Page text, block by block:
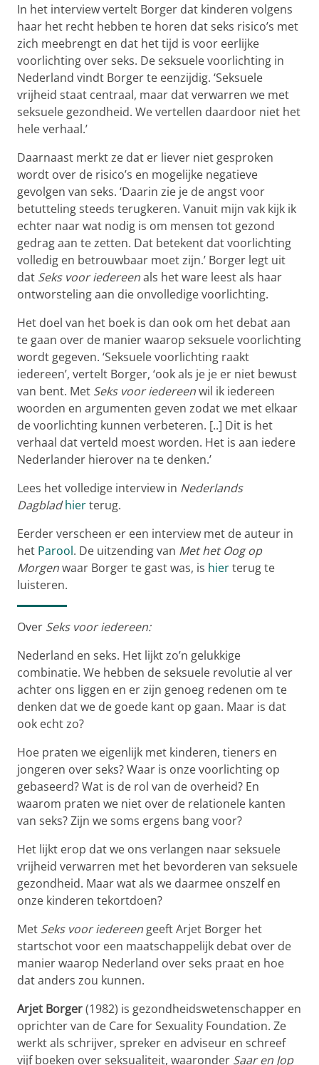
In het interview vertelt Borger dat kinderen volgens
haar het recht hebben te horen dat seks risico’s met
zich meebrengt en dat het tijd is voor eerlijke
voorlichting over seks. De seksuele voorlichting in
Nederland vindt Borger te eenzijdig. ‘Seksuele
vrijheid staat centraal, maar dat verwarren we met
seksuele gezondheid. We vertellen daardoor niet het
hele verhaal.’
Daarnaast merkt ze dat er liever niet gesproken
wordt over de risico’s en mogelijke negatieve
gevolgen van seks. ‘Daarin zie je de angst voor
betutteling steeds terugkeren. Vanuit mijn vak kijk ik
echter naar wat nodig is om mensen tot gezond
gedrag aan te zetten. Dat betekent dat voorlichting
volledig en betrouwbaar moet zijn.’ Borger legt uit
dat Seks voor iedereenals het ware leest als haar
ontworsteling aan die onvolledige voorlichting.
Het doel van het boek is dan ook om het debat aan
te gaan over de manier waarop seksuele voorlichting
wordt gegeven. ‘Seksuele voorlichting raakt
iedereen’, vertelt Borger, ‘ook als je je er niet bewust
van bent. Met Seks voor iedereenwil ik iedereen
woorden en argumenten geven zodat we met elkaar
de voorlichting kunnen verbeteren. [..] Dit is het
verhaal dat verteld moest worden. Het is aan iedere
Nederlander hierover na te denken.’
Lees het volledige interview in Nederlands
Dagblad hierterug.
Eerder verscheen er een interview met de auteur in
het Parool. De uitzending van Met het Oog op
Morgenwaar Borger te gast was, is hierterug te
luisteren.
Over Seks voor iedereen:
Nederland en seks. Het lijkt zo’n gelukkige
combinatie. We hebben de seksuele revolutie al ver
achter ons liggen en er zijn genoeg redenen om te
denken dat we de goede kant op gaan. Maar is dat
ook echt zo?
Hoe praten we eigenlijk met kinderen, tieners en
jongeren over seks? Waar is onze voorlichting op
gebaseerd? Wat is de rol van de overheid? En
waarom praten we niet over de relationele kanten
van seks? Zijn we soms ergens bang voor?
Het lijkt erop dat we ons verlangen naar seksuele
vrijheid verwarren met het bevorderen van seksuele
gezondheid. Maar wat als we daarmee onszelf en
onze kinderen tekortdoen?
Met Seks voor iedereen geeft Arjet Borger het
startschot voor een maatschappelijk debat over de
manier waarop Nederland over seks praat en hoe
dat anders zou kunnen.
Arjet Borger(1982) is gezondheidswetenschapper en
oprichter van de Care for Sexuality Foundation. Ze
werkt als schrijver, spreker en adviseur en schreef
vijf boeken over seksualiteit, waaronder Saar en Jop